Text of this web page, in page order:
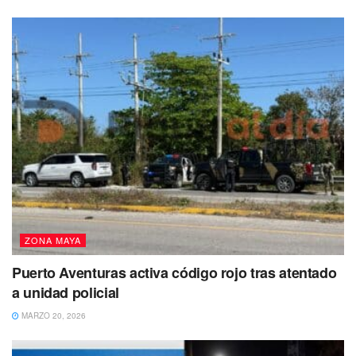
autoridades agradecerían mucho que por favor te
comuniques al
998 881 7150 Ext. 2130
También se busca a: Nancy Marlene Arreguín
Navarro
Nancy Marlene Arreguín Navarro de 36 añosde edad
fue vista por última vez por sus familiares el 25 de junio de
2023, por sus familiares enCancún, Quintana Roo.
ZONA MAYA
Puerto Aventuras activa código rojo tras atentado
a unidad policial
MARZO 20, 2026